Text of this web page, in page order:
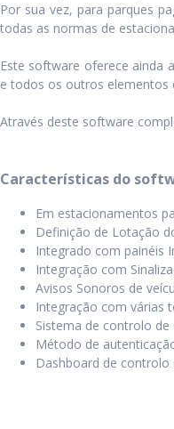
Por sua vez, para parques
todas as normas de
Este software oferece ainda
e todos os outros elementos
Através deste software
Características do
Em estacionamentos
Definição de Lotação
Integrado com painéis
Integração com
Avisos Sonoros de
Integração com várias
Sistema de controlo
Método de
Dashboard de